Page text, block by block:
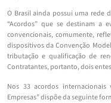
O Brasil ainda possui uma rede
“Acordos” que se destinam a
convencionais, comumente,
dispositivos da Convenção
tributação e qualificação de
Contratantes, portanto, dois
Nos 33 acordos
Empresas” dispõe da seguinte